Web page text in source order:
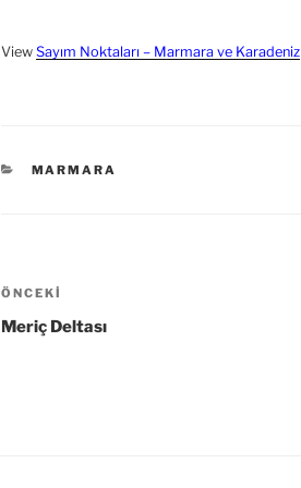
View Sayım Noktaları – Marmara ve Karadeniz
KATEGORILER
MARMARA
Yazı
dolaşımı
Önceki
Yazı
ÖNCEKI
Meriç Deltası